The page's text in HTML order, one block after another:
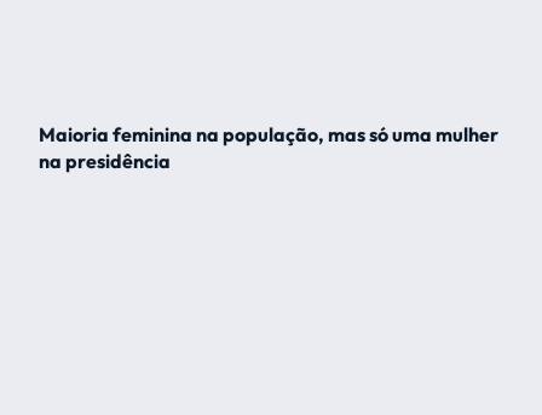
Maioria feminina na população, mas só uma mulher
na presidência